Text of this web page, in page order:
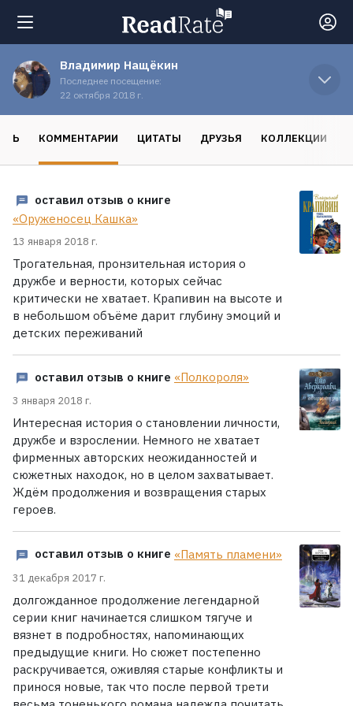
Поиск
Книги
Экранизации
Коллекции
Владимир Нащёкин
Последнее посещение:
22 октября 2018 г.
КОММЕНТАРИИ ЦИТАТЫ ДРУЗЬЯ КОЛЛЕКЦИИ
оставил отзыв о книге
«Оруженосец Кашка»
13 января 2018 г.
Трогательная, пронзительная история о
дружбе и верности, которых сейчас
критически не хватает. Крапивин на высоте и
в небольшом объёме дарит глубину эмоций и
детских переживаний
оставил отзыв о книге «Полкороля»
3 января 2018 г.
Интересная история о становлении личности,
дружбе и взрослении. Немного не хватает
фирменных авторских неожиданностей и
сюжетных находок, но в целом захватывает.
Ждём продолжения и возвращения старых
героев.
оставил отзыв о книге «Память пламени»
31 декабря 2017 г.
долгожданное продолжение легендарной
серии книг начинается слишком тягуче и
вязнет в подробностях, напоминающих
предыдущие книги. Но сюжет постепенно
раскручивается, оживляя старые конфликты и
принося новые, так что после первой трети